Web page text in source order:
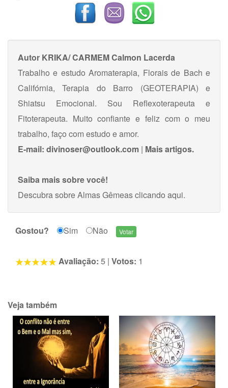
Autor KRIKA/ CARMEM Calmon Lacerda
Trabalho e estudo Aromaterapia, Florais de Bach e
Califórnia, Terapia do Barro (GEOTERAPIA) e
Shiatsu Emocional. Sou Reflexoterapeuta e
Fitoterapeuta. Muito confiante e feliz com o meu
trabalho, faço com estudo e amor.
E-mail: divinoser@outlook.com | Mais artigos.
Saiba mais sobre você!
Descubra sobre Almas Gêmeasclicando aqui.
Gostou? Sim Não
Avaliação: 5 | Votos: 1
Veja também